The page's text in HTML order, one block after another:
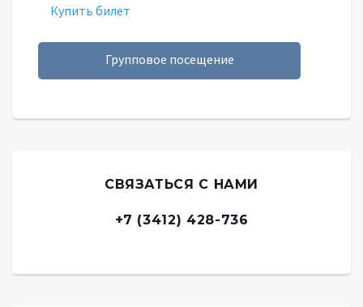
Купить билет
Групповое посещение
СВЯЗАТЬСЯ С НАМИ
+7 (3412) 428-736